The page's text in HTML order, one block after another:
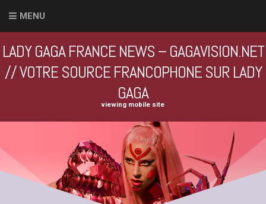
MENU
LADY GAGA FRANCE NEWS – GAGAVISION.NET
// VOTRE SOURCE FRANCOPHONE SUR LADY
GAGA
viewing mobile site